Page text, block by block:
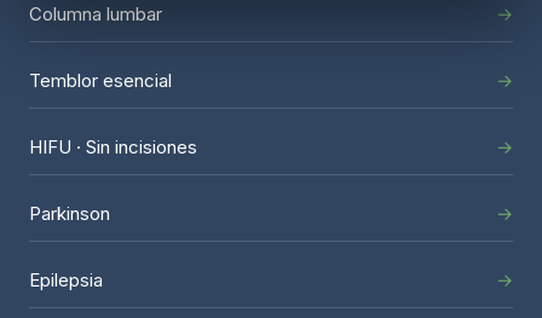
Columna lumbar
Temblor esencial
HIFU · Sin incisiones
Parkinson
Epilepsia